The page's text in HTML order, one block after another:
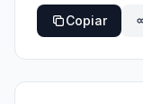
Copiar